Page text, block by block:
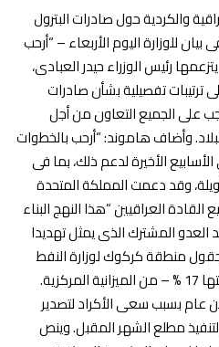
والكردية حول صادرات البترول
للوزارة اليوم الأربعاء – “أرحب
رئيس الوزراء حيدر العبادى،
ترتيبات تفصيلية بشأن ‏صادرات
على الجميع التعاون من أجل
وأضاف هاموند: “أرحب بالخطوات
الأخيرة لدعم ذلك، بما فى
وقد دعمت المملكة المتحدة
العراقيين “هذا النهج البناء
العدو المشترك الذى يمثل ‏تهديدا
من نفط الإقليم وحقول منطقة كركوك لوزارة ‏النفط
العراقية.‏. وفى المقابل، سيحصل الأكراد على حصتهم – التى تبلغ نسبتها 17 % – من الميزانية ‏المركزية.‏
عام بسبب سعى ‏الأكراد لتصدير
مطلع الشهر المقبل.‏ وينص